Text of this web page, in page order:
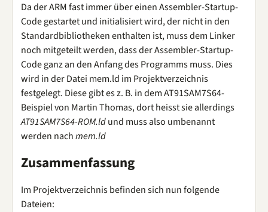
Da der ARM fast immer über einen Assembler-Startup-
Code gestartet und initialisiert wird, der nicht in den
Standardbibliotheken enthalten ist, muss dem Linker
noch mitgeteilt werden, dass der Assembler-Startup-
Code ganz an den Anfang des Programms muss. Dies
wird in der Datei mem.ld im Projektverzeichnis
festgelegt. Diese gibt es z. B. in dem AT91SAM7S64-
Beispiel von Martin Thomas, dort heisst sie allerdings
AT91SAM7S64-ROM.ldund muss also umbenannt
werden nachmem.ld
Zusammenfassung
Im Projektverzeichnis befinden sich nun folgende
Dateien: